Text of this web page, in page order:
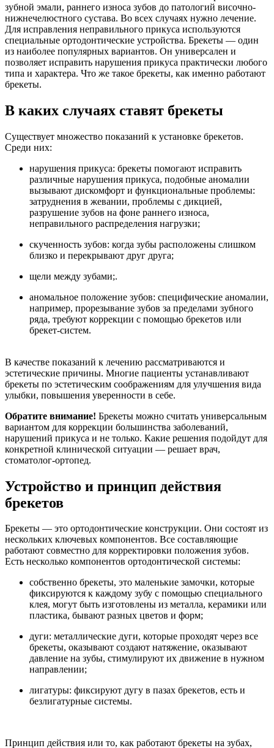
зубной эмали, раннего износа зубов до патологий височно-
нижнечелюстного сустава. Во всех случаях нужно лечение.
Для исправления неправильного прикуса используются
специальные ортодонтические устройства. Брекеты — один
из наиболее популярных вариантов. Он универсален и
позволяет исправить нарушения прикуса практически любого
типа и характера. Что же такое брекеты, как именно работают
брекеты.
В каких случаях ставят брекеты
Существует множество показаний к установке брекетов.
Среди них:
нарушения прикуса: брекеты помогают исправить
различные нарушения прикуса, подобные аномалии
вызывают дискомфорт и функциональные проблемы:
затруднения в жевании, проблемы с дикцией,
разрушение зубов на фоне раннего износа,
неправильного распределения нагрузки;
скученность зубов: когда зубы расположены слишком
близко и перекрывают друг друга;
щели между зубами;.
аномальное положение зубов: специфические аномалии,
например, прорезывание зубов за пределами зубного
ряда, требуют коррекции с помощью брекетов или
брекет-систем.
В качестве показаний к лечению рассматриваются и
эстетические причины. Многие пациенты устанавливают
брекеты по эстетическим соображениям для улучшения вида
улыбки, повышения уверенности в себе.
Обратите внимание! Брекеты можно считать универсальным
вариантом для коррекции большинства заболеваний,
нарушений прикуса и не только. Какие решения подойдут для
конкретной клинической ситуации — решает врач,
стоматолог-ортопед.
Устройство и принцип действия
брекетов
Брекеты — это ортодонтические конструкции. Они состоят из
нескольких ключевых компонентов. Все составляющие
работают совместно для корректировки положения зубов.
Есть несколько компонентов ортодонтической системы:
собственно брекеты, это маленькие замочки, которые
фиксируются к каждому зубу с помощью специального
клея, могут быть изготовлены из металла, керамики или
пластика, бывают разных цветов и форм;
дуги: металлические дуги, которые проходят через все
брекеты, оказывают создают натяжение, оказывают
давление на зубы, стимулируют их движение в нужном
направлении;
лигатуры: фиксируют дугу в пазах брекетов, есть и
безлигатурные системы.
Принцип действия или то, как работают брекеты на зубах,